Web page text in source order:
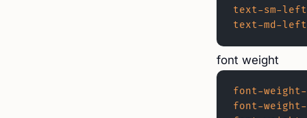
text-sm-left
text-md-left
font weight
font-
font-